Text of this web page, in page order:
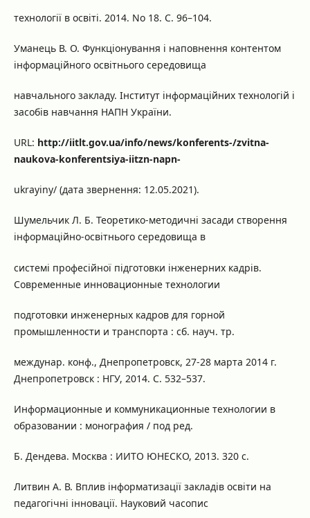
технології в освіті. 2014. No 18. С. 96–104.
Уманець В. О. Функціонування і наповнення контентом
інформаційного освітнього середовища
навчального закладу. Інститут інформаційних технологій і
засобів навчання НАПН України.
URL: http://iitlt.gov.ua/info/news/konferents-/zvitna-
naukova-konferentsiya-iitzn-napn-
ukrayiny/ (дата звернення: 12.05.2021).
Шумельчик Л. Б. Теоретико-методичні засади створення
інформаційно-освітнього середовища в
системі професійної підготовки інженерних кадрів.
Современные инновационные технологии
подготовки инженерных кадров для горной
промышленности и транспорта : сб. науч. тр.
междунар. конф., Днепропетровск, 27-28 марта 2014 г.
Днепропетровск : НГУ, 2014. C. 532–537.
Информационные и коммуникационные технологии в
образовании : монография / под ред.
Б. Дендева. Москва : ИИТО ЮНЕСКО, 2013. 320 с.
Литвин А. В. Вплив інформатизації закладів освіти на
педагогічні інновації. Науковий часопис